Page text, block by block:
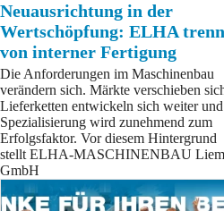
Neuausrichtung in der
Wertschöpfung: ELHA
von interner Fertigung
Die Anforderungen im Maschinenbau
verändern sich. Märkte verschieben
Lieferketten entwickeln sich weiter und
Spezialisierung wird zunehmend zum
Erfolgsfaktor. Vor diesem Hintergrund
stellt ELHA-MASCHINENBAU
GmbH